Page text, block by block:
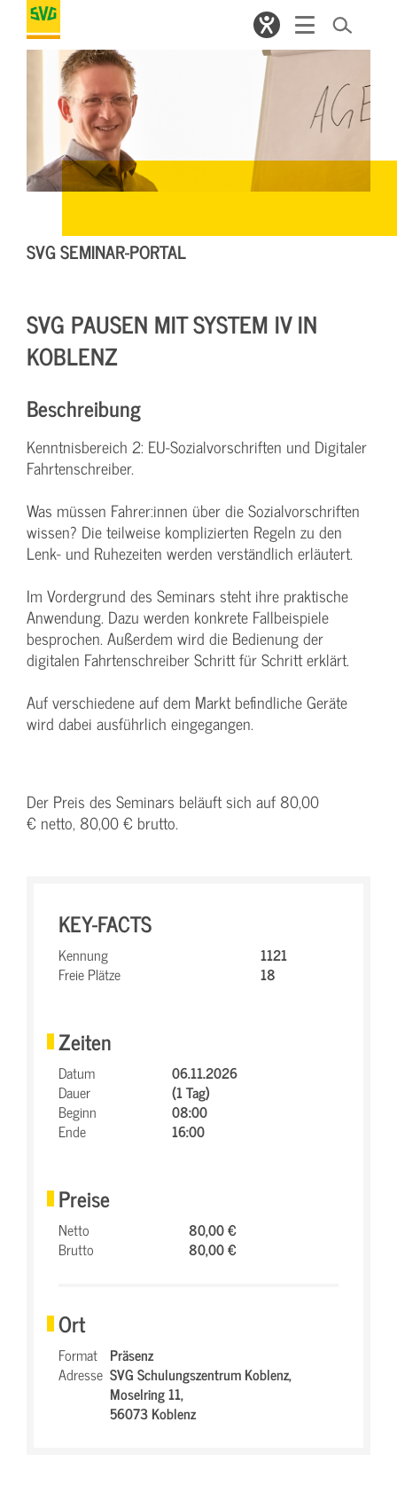
SVG SEMINAR-PORTAL
SVG PAUSEN MIT SYSTEM IV IN
KOBLENZ
Beschreibung
Kenntnisbereich 2: EU-Sozialvorschriften und Digitaler
Fahrtenschreiber.
Was müssen Fahrer:innen über die Sozialvorschriften
wissen? Die teilweise komplizierten Regeln zu den
Lenk- und Ruhezeiten werden verständlich erläutert.
Im Vordergrund des Seminars steht ihre praktische
Anwendung. Dazu werden konkrete Fallbeispiele
besprochen. Außerdem wird die Bedienung der
digitalen Fahrtenschreiber Schritt für Schritt erklärt.
Auf verschiedene auf dem Markt befindliche Geräte
wird dabei ausführlich eingegangen.
Der Preis des Seminars beläuft sich auf 80,00
€ netto, 80,00 € brutto.
KEY-FACTS
Kennung
1121
Freie Plätze
18
Zeiten
Datum
06.11.2026
Dauer
(1 Tag)
Beginn
08:00
Ende
16:00
Preise
Netto
80,00 €
Brutto
80,00 €
Ort
Format Präsenz
Adresse SVG Schulungszentrum Koblenz,
Moselring 11,
56073 Koblenz